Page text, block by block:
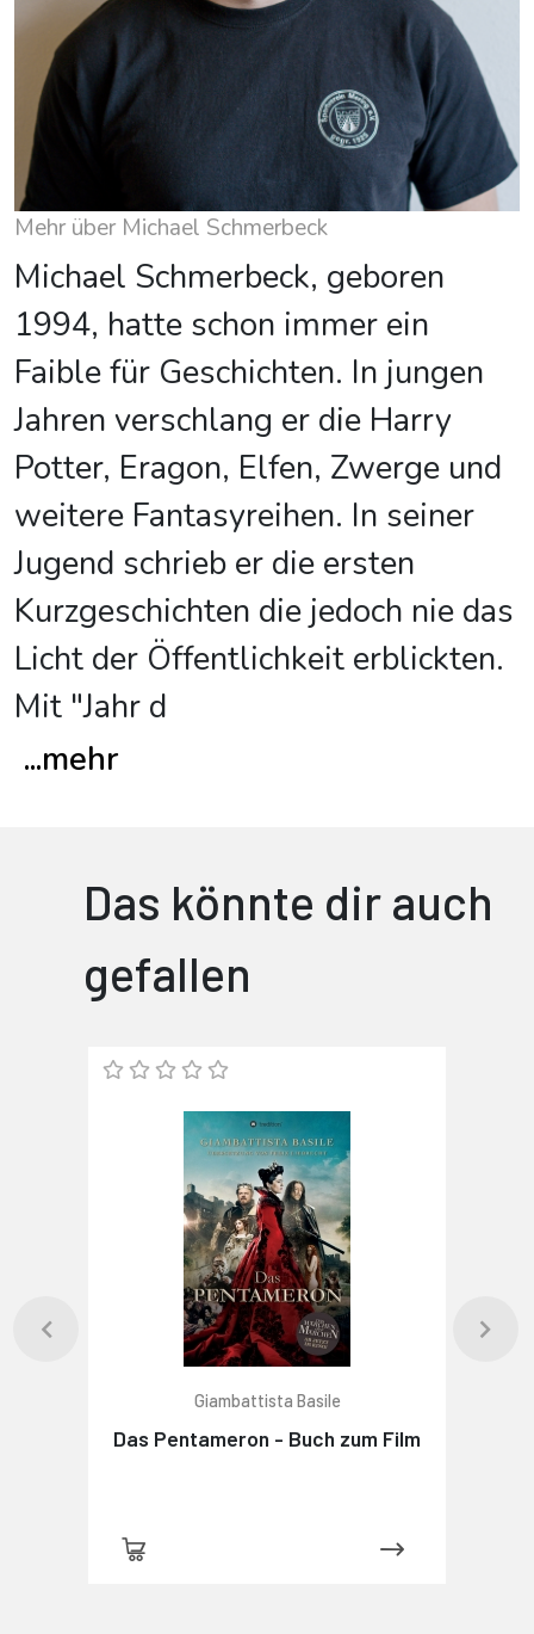
Mehr über Michael Schmerbeck
Michael Schmerbeck, geboren
1994, hatte schon immer ein
Faible für Geschichten. In jungen
Jahren verschlang er die Harry
Potter, Eragon, Elfen, Zwerge und
weitere Fantasyreihen. In seiner
Jugend schrieb er die ersten
Kurzgeschichten die jedoch nie das
Licht der Öffentlichkeit erblickten.
Mit "Jahr d
...mehr
Das könnte dir auch
gefallen
Giambattista Basile
Das Pentameron - Buch zum Film